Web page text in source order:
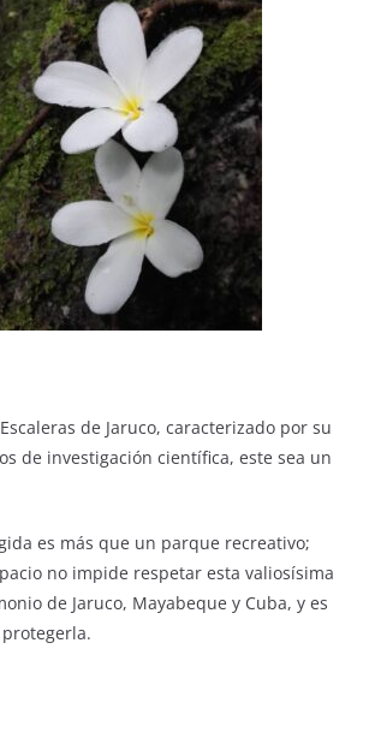
de Jaruco, caracterizado por su
de investigación científica, este sea un
es más que un parque recreativo;
no impide respetar esta valiosísima
de Jaruco, Mayabeque y Cuba, y es